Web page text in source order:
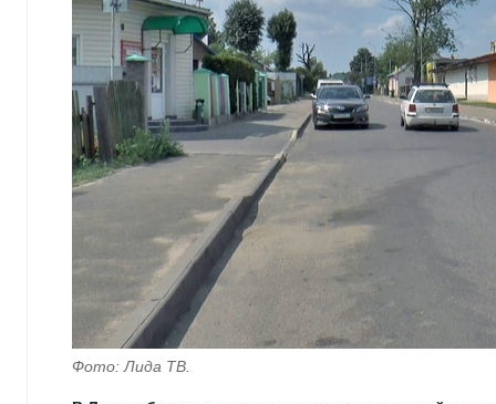
Фото: Лида ТВ.